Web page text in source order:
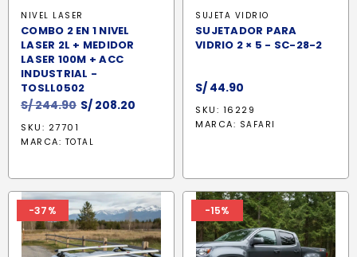
NIVEL LASER
COMBO 2 EN 1 NIVEL
LASER 2L + MEDIDOR
LASER 100M + ACC
INDUSTRIAL -
TOSLL0502
S/244.90 El
original
S/ 208.20
SKU: 27701
MARCA: TOTAL
SUJETA VIDRIO
SUJETADOR PARA
VIDRIO 2 × 5 - SC-28-2
S/ 44.90
SKU: 16229
MARCA: SAFARI
-37% -15%